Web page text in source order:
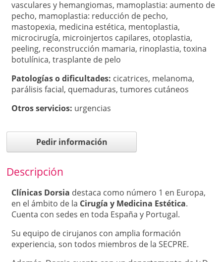
vasculares y hemangiomas, mamoplastia: aumento de
pecho, mamoplastia: reducción de pecho,
mastopexia, medicina estética, mentoplastia,
microcirugía, microinjertos capilares, otoplastia,
peeling, reconstrucción mamaria, rinoplastia,toxina
botulínica,trasplante de pelo
Patologí­as o dificultades: cicatrices, melanoma,
parálisis facial, quemaduras,tumores cutáneos
Otros servicios: urgencias
Pedir información
Descripción
Clínicas Dorsia destaca como número 1 en Europa,
en el ámbito de la Cirugía y Medicina Estética.
Cuenta con sedes en toda España y Portugal.
Su equipo de cirujanos con amplia formación
experiencia, son todos miembros de la SECPRE.